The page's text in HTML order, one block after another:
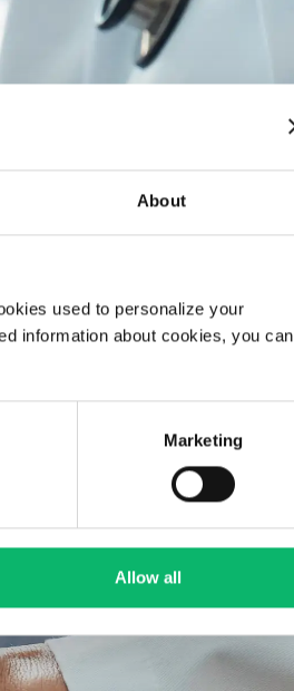
About
used to personalize your
information about cookies, you can
Marketing
Allow all